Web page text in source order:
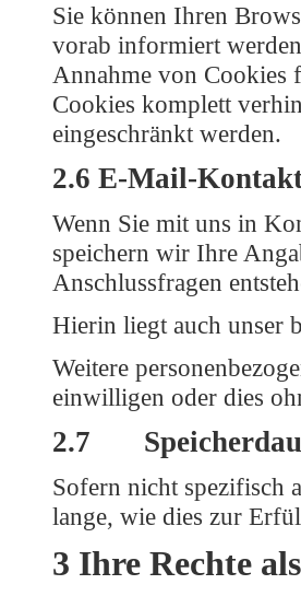
Sie können Ihren
vorab informiert
Annahme von Cookies
Cookies komplett
eingeschränkt werden.
2.6 E-Mail-
Wenn Sie mit uns in
speichern wir Ihre
Anschlussfragen
Hierin liegt auch unser
Weitere
einwilligen oder dies
2.7
Sofern nicht spezifisch
lange, wie dies zur
3 Ihre Rechte